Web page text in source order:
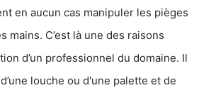
en aucun cas manipuler les pièges
mains. C’est là une des raisons
d’un professionnel du domaine. Il
louche ou d'une palette et de